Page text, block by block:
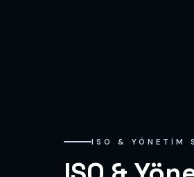
ISO & YÖNETIM